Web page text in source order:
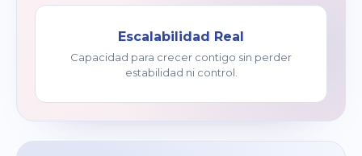
Escalabilidad Real
Capacidad para crecer contigo sin perder
estabilidad ni control.